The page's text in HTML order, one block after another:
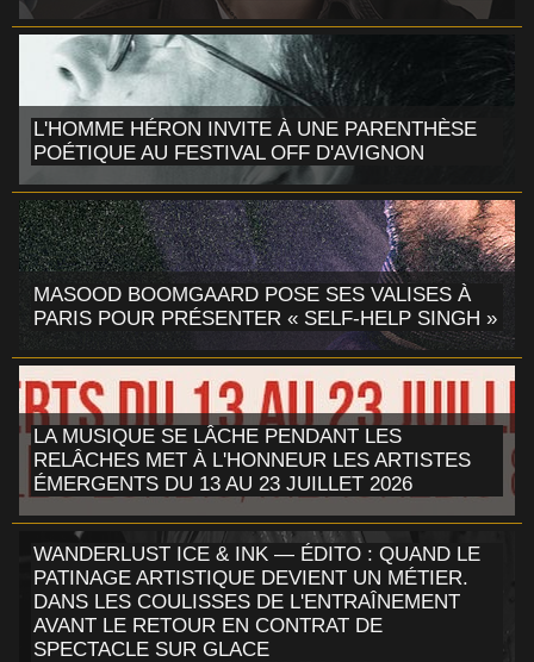
L'HOMME HÉRON INVITE À UNE PARENTHÈSE
POÉTIQUE AU FESTIVAL OFF D'AVIGNON
MASOOD BOOMGAARD POSE SES VALISES À
PARIS POUR PRÉSENTER « SELF-HELP SINGH »
LA MUSIQUE SE LÂCHE PENDANT LES
RELÂCHES MET À L'HONNEUR LES ARTISTES
ÉMERGENTS DU 13 AU 23 JUILLET 2026
WANDERLUST ICE & INK — ÉDITO : QUAND LE
PATINAGE ARTISTIQUE DEVIENT UN MÉTIER.
DANS LES COULISSES DE L'ENTRAÎNEMENT
AVANT LE RETOUR EN CONTRAT DE
SPECTACLE SUR GLACE